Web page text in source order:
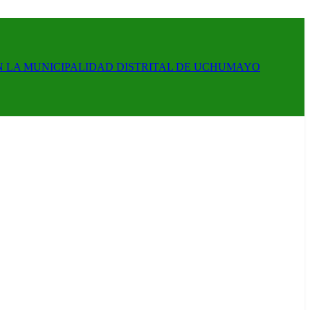
LA MUNICIPALIDAD DISTRITAL DE UCHUMAYO